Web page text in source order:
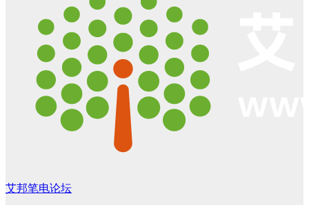
艾邦笔电论坛